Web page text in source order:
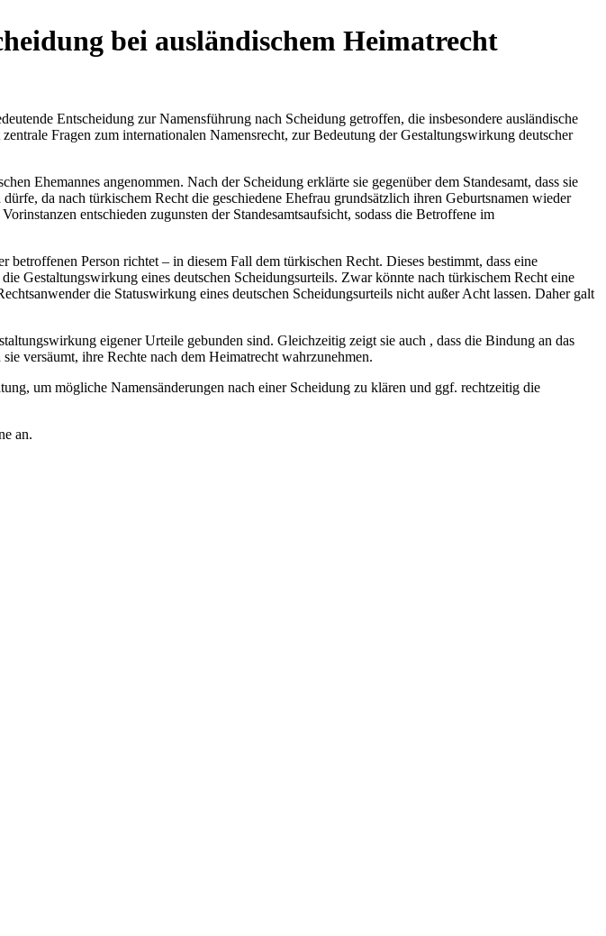
bei ausländischem Heimatrecht
Entscheidung zur Namensführung nach Scheidung getroffen, die insbesondere ausländische
Fragen zum internationalen Namensrecht, zur Bedeutung der Gestaltungswirkung deutscher
Ehemannes angenommen. Nach der Scheidung erklärte sie gegenüber dem Standesamt, dass sie
da nach türkischem Recht die geschiedene Ehefrau grundsätzlich ihren Geburtsnamen wieder
entschieden zugunsten der Standesamtsaufsicht, sodass die Betroffene im
Person richtet – in diesem Fall dem türkischen Recht. Dieses bestimmt, dass eine
Gestaltungswirkung eines deutschen Scheidungsurteils. Zwar könnte nach türkischem Recht eine
die Statuswirkung eines deutschen Scheidungsurteils nicht außer Acht lassen. Daher galt
eigener Urteile gebunden sind. Gleichzeitig zeigt sie auch , dass die Bindung an das
versäumt, ihre Rechte nach dem Heimatrecht wahrzunehmen.
um mögliche Namensänderungen nach einer Scheidung zu klären und ggf. rechtzeitig die
an.